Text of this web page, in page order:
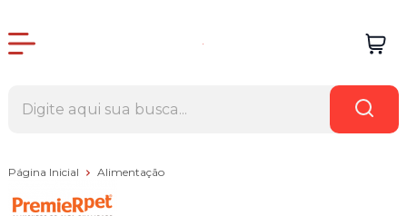
Página Inicial Alimentação